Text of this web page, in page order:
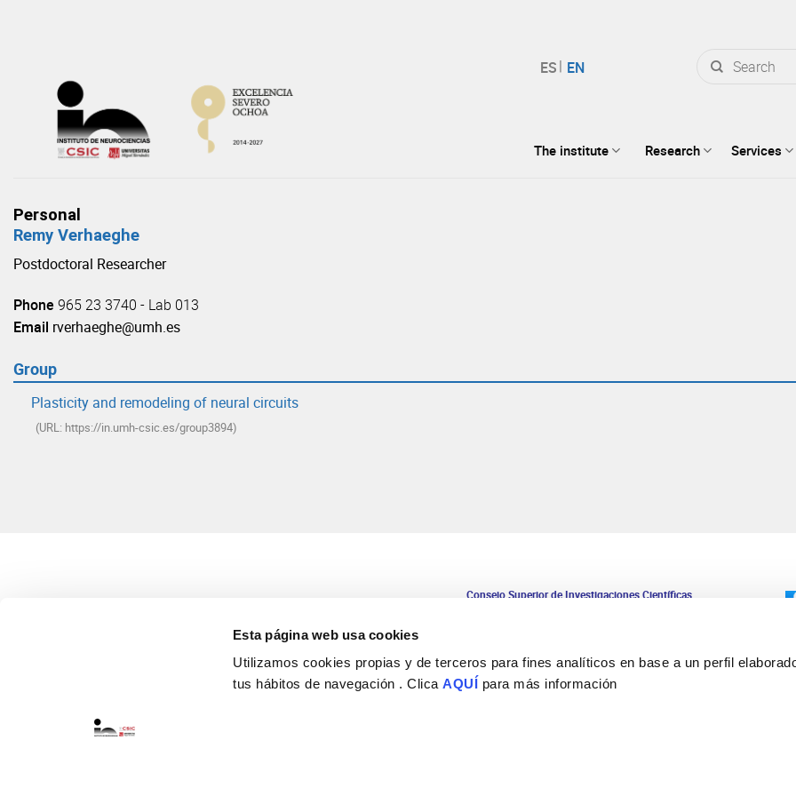
Esta página web usa cookies
Utilizamos cookies propias y de terceros para fines analíticos en base a un perfil
tus hábitos de navegación . ClicaAQUÍ para más información
for:
The institute Research Services
Personal
Remy Verhaeghe
Postdoctoral Researcher
Phone 965 23 3740 - Lab 013
Email rverhaeghe@umh.es
Group
Plasticity and remodeling of neural circuits
(URL: https://in.umh-csic.es/group3894)
Consejo Superior de Investigaciones Científicas
Contacto
Tel. + 34 965 23 37 00
Fax + 34 965 91 95 61